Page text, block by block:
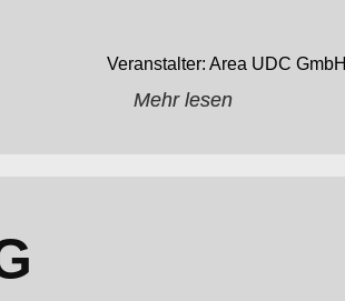
Area UDC GmbH
Mehr lesen